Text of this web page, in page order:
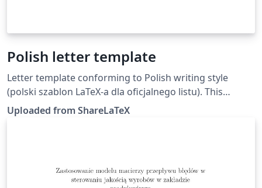
Polish letter template
Letter template conforming to Polish writing style
(polski szablon LaTeX-a dla oficjalnego listu). This
template was originally published on ShareLaTeX and
subsequently moved to Overleaf in October 2019.
Uploaded from ShareLaTeX